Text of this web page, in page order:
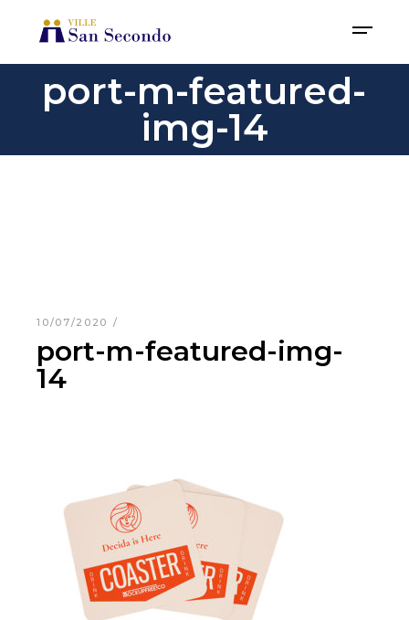
port-m-featured-
img-14
10/07/2020
port-m-featured-img-
14